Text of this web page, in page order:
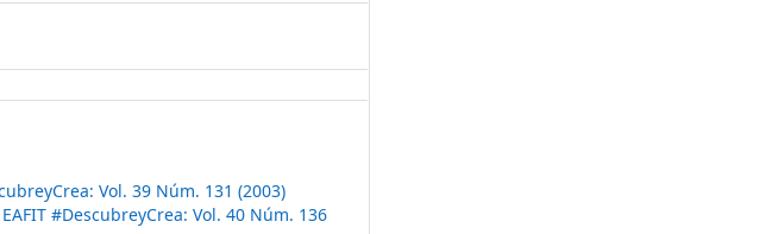
Vol. 39 Núm. 131 (2003)
#DescubreyCrea: Vol. 40 Núm. 136